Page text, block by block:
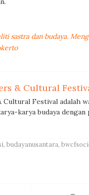
sastra dan budaya.
& Cultural
Festival adalah
karya budaya dengan
, budayanusantara,